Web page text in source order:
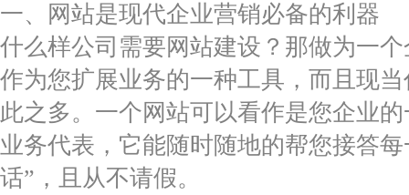
一、网站是现代企业营销必备的利器
什么样公司需要网站建设？那做为一
作为您扩展业务的一种工具，而且现
此之多。一个网站可以看作是您企业
业务代表，它能随时随地的帮您接答
话”，且从不请假。